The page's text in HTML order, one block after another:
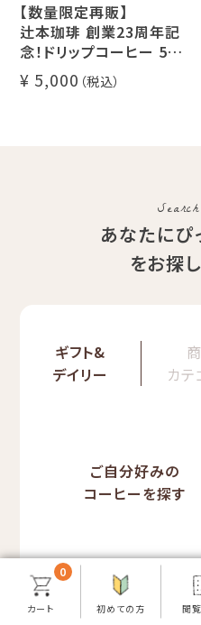
【数量限定再販】
辻本珈琲 創業23周年記
念！ドリップコーヒー 5種
50杯セット
アニバーサリーブレンド
5,000
あなたにぴ
をお探
ギフト&
デイリー
カテ
ご自分好みの
コーヒーを探す
0